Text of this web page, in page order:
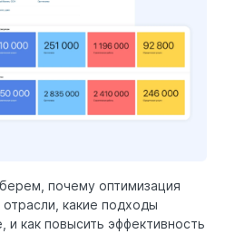
почему оптимизация
какие подходы
и как повысить эффективность